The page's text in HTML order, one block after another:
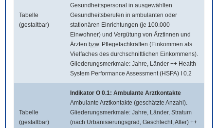
Tabelle
(gestaltbar)
Gesundheitspersonal in ausgewählten
Gesundheitsberufen in ambulanten oder
stationären Einrichtungen (je 100.000
Einwohner) und Vergütung von Ärztinnen und
Ärzten bzw. Pflegefachkräften (Einkommen als
Vielfaches des durchschnittlichen Einkommens).
Gliederungsmerkmale: Jahre, Länder ++ Health
System Performance Assessment (HSPA) I 0.2
Tabelle
(gestaltbar)
Indikator O 0.1: Ambulante Arztkontakte
Ambulante Arztkontakte (geschätzte Anzahl).
Gliederungsmerkmale: Jahre, Länder, Stratum
(nach Urbanisierungsgrad, Geschlecht, Alter) ++